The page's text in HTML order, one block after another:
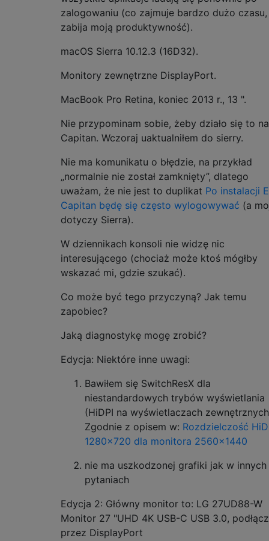
zalogowaniu (co zajmuje bardzo dużo
zabija moją produktywność).
macOS Sierra 10.12.3 (16D32).
Monitory zewnętrzne DisplayPort.
MacBook Pro Retina, koniec 2013 r., 13 ".
Nie przypominam sobie, żeby działo się to
Capitan. Wczoraj uaktualniłem do sierry.
Nie ma komunikatu o błędzie, na przykład
„normalnie nie został zamknięty”, dlatego
uważam, że nie jest to duplikat Po instalacji
Capitan będę się często wylogowywać (a
dotyczy Sierra).
W dziennikach konsoli nie widzę nic
interesującego (chociaż może ktoś mógłby
wskazać mi, gdzie szukać).
Co może być tego przyczyną? Jak temu
zapobiec?
Jaką diagnostykę mogę zrobić?
Edycja: Niektóre inne uwagi:
Bawiłem się SwitchResX dla
niestandardowych trybów wyświetlania
(HiDPI na wyświetlaczach
Zgodnie z opisem w: Rozdzielczość
1280x720 dla monitora 2560x1440
nie ma uszkodzonej grafiki jak w innych
pytaniach
Edycja 2: Główny monitor to: LG 27UD88-W
Monitor 27 "UHD 4K USB-C USB 3.0,
przez DisplayPort